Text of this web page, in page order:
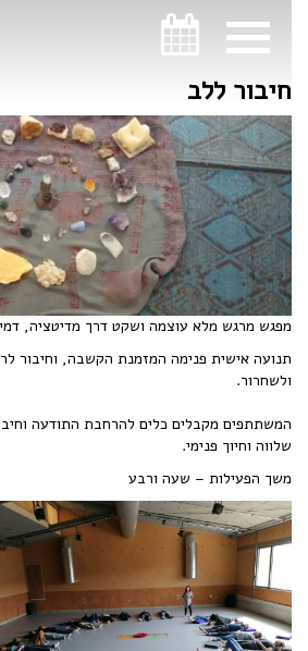
חיבור ללב
מפגש מרגש מלא עוצמה ושקט דרך מדיטציה,
תנועה אישית פנימה המזמנת הקשבה, וחיבור
ולשחרור.
המשתתפים מקבלים כלים להרחבת התודעה וחיבור
שלווה וחיוך פנימי.
משך הפעילות – שעה ורבע